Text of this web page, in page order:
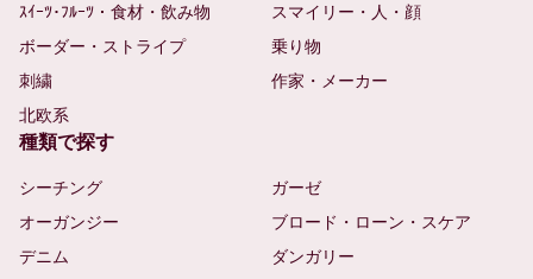
ｽｲｰﾂ･ﾌﾙｰﾂ・食材・飲み物
スマイリー・人・顔
ボーダー・ストライプ
乗り物
刺繍
作家・メーカー
北欧系
種類で探す
シーチング
ガーゼ
オーガンジー
ブロード・ローン・スケア
デニム
ダンガリー